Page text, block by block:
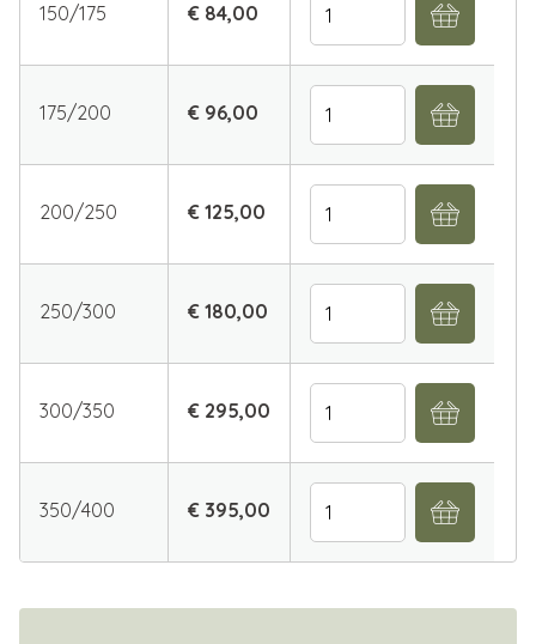
150/175 € 84,00
175/200 € 96,00
200/250 € 125,00
250/300 € 180,00
300/350 € 295,00
350/400 € 395,00